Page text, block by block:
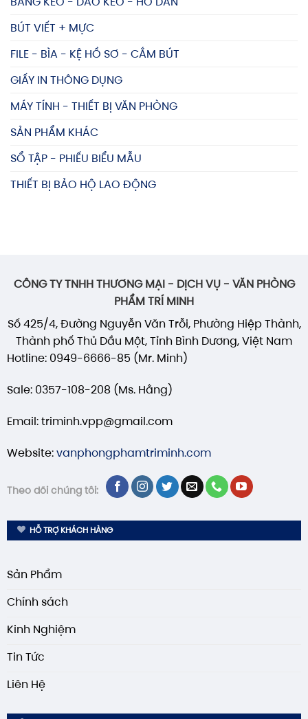
BÚT VIẾT + MỰC
FILE - BÌA - KỆ HỒ SƠ - CẮM BÚT
GIẤY IN THÔNG DỤNG
MÁY TÍNH - THIẾT BỊ VĂN PHÒNG
SẢN PHẨM KHÁC
SỔ TẬP - PHIẾU BIỂU MẪU
THIẾT BỊ BẢO HỘ LAO ĐỘNG
CÔNG TY TNHH THƯƠNG MẠI - DỊCH VỤ - VĂN PHÒNG
PHẨM TRÍ MINH
Số 425/4, Đường Nguyễn Văn Trỗi, Phường Hiệp Thành,
Thành phố Thủ Dầu Một, Tỉnh Bình Dương, Việt Nam
Hotline: 0949-6666-85 (Mr. Minh)
Sale: 0357-108-208 (Ms. Hằng)
Email: triminh.vpp@gmail.com
Website:vanphongphamtriminh.com
Theo dõi chúng tôi:
HỖ TRỢ KHÁCH HÀNG
Sản Phẩm
Chính sách
Kinh Nghiệm
Tin Tức
Liên Hệ